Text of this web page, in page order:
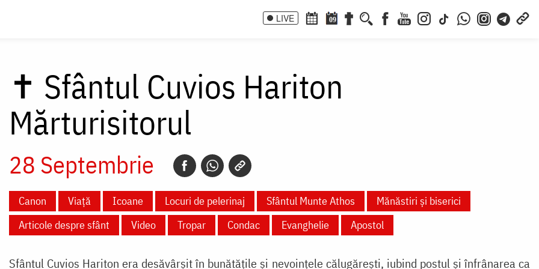
LIVE 09
✝ Sfântul Cuvios Hariton
Mărturisitorul
28 Septembrie
Canon Viață Icoane Locuri de pelerinaj Sfântul Munte Athos
Mănăstiri și biserici
Articole despre sfânt
Video Tropar Condac Evanghelie Apostol
Sfântul Cuvios Hariton era desăvârșit în bunătățile și nevoințele călugărești, iubind postul și înfrânarea ca